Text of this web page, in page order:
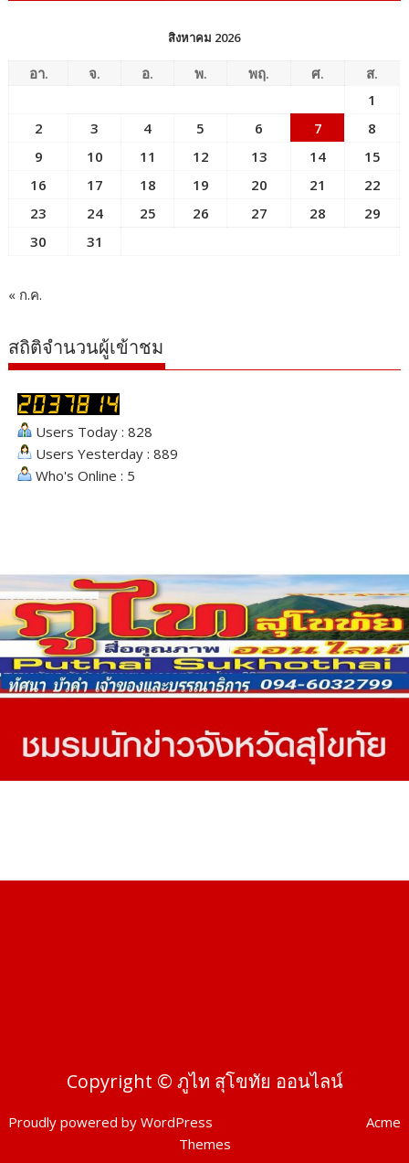
สิงหาคม 2026
อา. จ. อ. พ. พฤ. ศ.
ส.
1
2
3 4 5 6 7
8
9
10 11 12 13 14
15
16
17 18 19 20 21
22
23
24 25 26 27 28
29
30
31
« ก.ค.
สถิติจำนวนผู้เข้าชม
Users Today : 828
Users Yesterday : 889
Who's Online : 5
Copyright © ภูไท สุโขทัย ออนไลน์
Proudly powered by WordPress
Acme
Themes